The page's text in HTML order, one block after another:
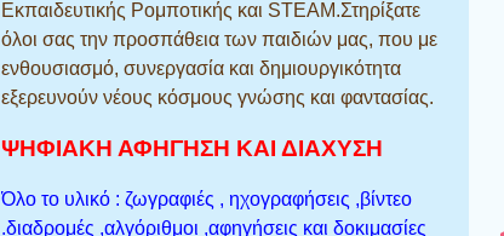
Εκπαιδευτικής Ρομποτικής και STEAM.Στηρίξατε
όλοι σας την προσπάθεια των παιδιών μας, που με
ενθουσιασμό, συνεργασία και δημιουργικότητα
εξερευνούν νέους κόσμους γνώσης και φαντασίας.
ΨΗΦΙΑΚΗ ΑΦΗΓΗΣΗ ΚΑΙ ΔΙΑΧΥΣΗ
Όλο το υλικό : ζωγραφιές , ηχογραφήσεις ,βίντεο
.διαδρομές ,αλγόριθμοι ,αφηγήσεις και δοκιμασίες